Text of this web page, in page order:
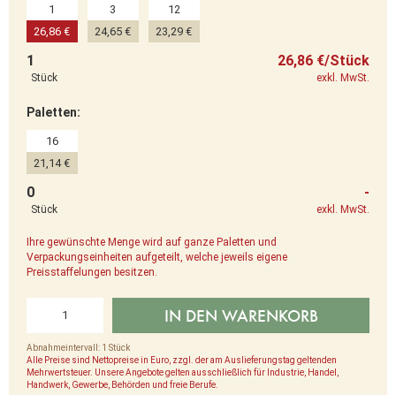
1
26,86 €
3
24,65 €
12
23,29 €
1
Stück
26,86 €/Stück
exkl. MwSt.
Paletten:
16
21,14 €
0
Stück
-
exkl. MwSt.
Ihre gewünschte Menge wird auf ganze Paletten und
Verpackungseinheiten aufgeteilt, welche jeweils eigene
Preisstaffelungen besitzen.
Abnahmeintervall: 1 Stück
Alle Preise sind Nettopreise in Euro, zzgl. der am Auslieferungstag geltenden
Mehrwertsteuer. Unsere Angebote gelten ausschließlich für Industrie, Handel,
Handwerk, Gewerbe, Behörden und freie Berufe.
IN DEN WARENKORB